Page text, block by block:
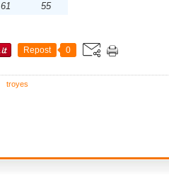
61 55
Repost 0
troyes